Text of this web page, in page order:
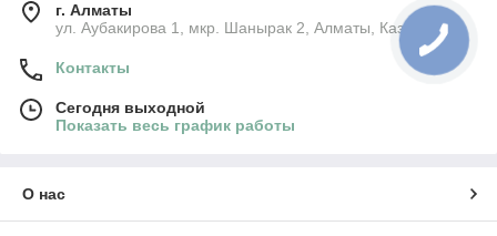
г. Алматы
ул. Аубакирова 1, мкр. Шанырак 2, Алматы, Казахстан
Контакты
Сегодня выходной
Показать весь график работы
О нас